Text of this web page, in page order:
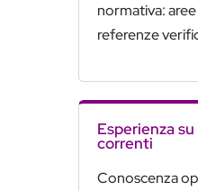
normativa:
referenze
Esperienza
correnti
Conoscenza